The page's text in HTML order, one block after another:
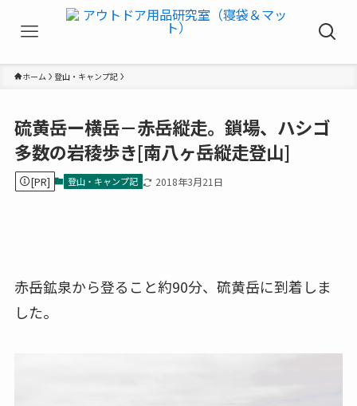
ホーム 登山・キャンプ記
硫黄岳ー横岳－赤岳縦走。鎖場、ハシゴ
多数の岩稜歩き[南八ヶ岳縦走登山]
[PR] 登山・キャンプ記 2018年3月21日
赤岳鉱泉から登ること約90分、硫黄岳に到着しま
した。